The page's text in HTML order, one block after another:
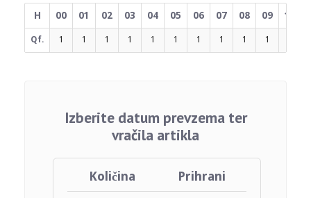
H 00 01 02 03 04 05 06 07 08 09 10
Qf. 1 1 1 1 1 1 1 1 1 1
Izberite datum prevzema ter
vračila artikla
Količina Prihrani